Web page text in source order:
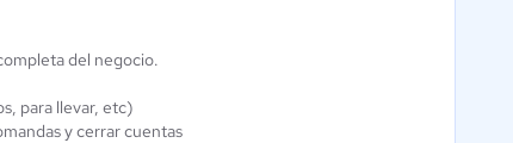
4.6 / 5
del negocio.
para llevar, etc)
y cerrar cuentas